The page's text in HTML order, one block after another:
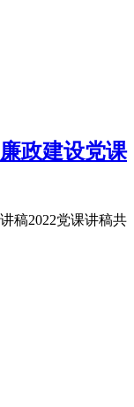
政建设党课
稿2022党课讲稿共